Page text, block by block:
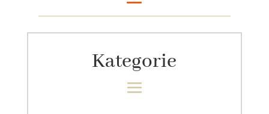
Kategorie